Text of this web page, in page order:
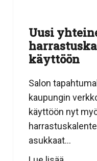
Uusi
käyttöön
Salon
kaupungin
käyttöön nyt
asukkaat...